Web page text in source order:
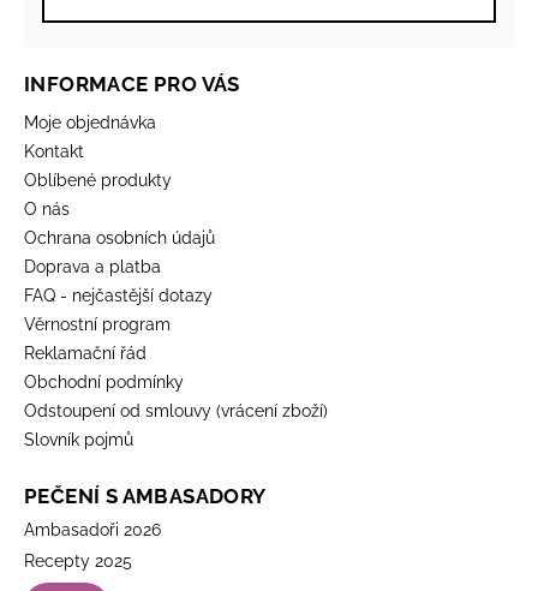
INFORMACE PRO VÁS
Moje objednávka
Kontakt
Oblíbené produkty
O nás
Ochrana osobních údajů
Doprava a platba
FAQ - nejčastější dotazy
Věrnostní program
Reklamační řád
Obchodní podmínky
Odstoupení od smlouvy (vrácení zboží)
Slovník pojmů
PEČENÍ S AMBASADORY
Ambasadoři 2026
Recepty 2025